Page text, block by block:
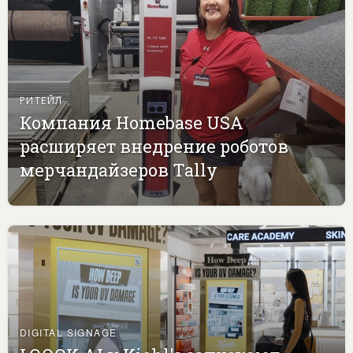
РИТЕЙЛ
Компания Homebase USA
расширяет внедрение роботов
мерчандайзеров Tally
DIGITAL SIGNAGE